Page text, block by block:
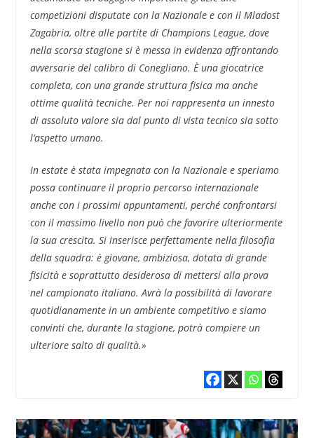
competizioni disputate con la Nazionale e con il Mladost
Zagabria, oltre alle partite di Champions League, dove
nella scorsa stagione si è messa in evidenza affrontando
avversarie del calibro di Conegliano. È una giocatrice
completa, con una grande struttura fisica ma anche
ottime qualità tecniche. Per noi rappresenta un innesto
di assoluto valore sia dal punto di vista tecnico sia sotto
l’aspetto umano.
In estate è stata impegnata con la Nazionale e speriamo
possa continuare il proprio percorso internazionale
anche con i prossimi appuntamenti, perché confrontarsi
con il massimo livello non può che favorire ulteriormente
la sua crescita. Si inserisce perfettamente nella filosofia
della squadra: è giovane, ambiziosa, dotata di grande
fisicità e soprattutto desiderosa di mettersi alla prova
nel campionato italiano. Avrà la possibilità di lavorare
quotidianamente in un ambiente competitivo e siamo
convinti che, durante la stagione, potrà compiere un
ulteriore salto di qualità.»